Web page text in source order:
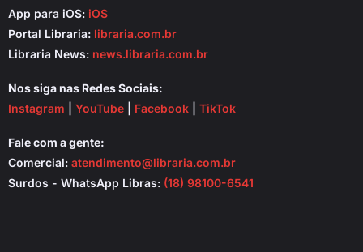
App para iOS: iOS
Portal Libraria: libraria.com.br
Libraria News: news.libraria.com.br
Nos siga nas Redes Sociais:
Instagram
YouTube Facebook TikTok
Fale com a gente:
Comercial: atendimento@libraria.com.br
Surdos - WhatsApp Libras: (18) 98100-6541